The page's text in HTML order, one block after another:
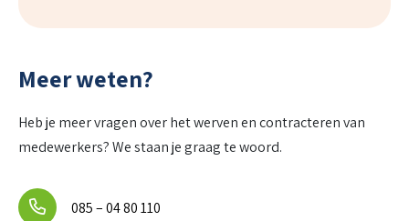
Meer weten?
Heb je meer vragen over het werven en contracteren van
medewerkers? We staan je graag te woord.
085 – 04 80 110